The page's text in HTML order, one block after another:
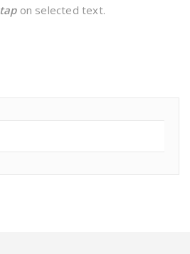
tapon selected text.